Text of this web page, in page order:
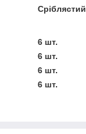
Сріблястий
6 шт.
6 шт.
6 шт.
6 шт.